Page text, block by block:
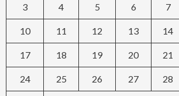
3 4 5 6 7
10 11 12 13 14
17 18 19 20 21
24 25 26 27 28